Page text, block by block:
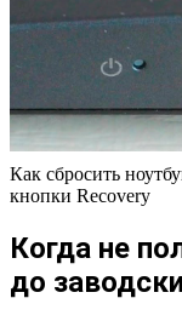
Как сбросить
кнопки Recovery
Когда не
до